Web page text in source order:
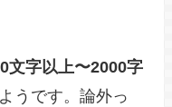
文字以上〜2000字
うです。論外っ